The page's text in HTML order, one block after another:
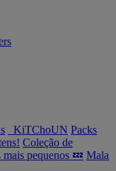
_KiTChoUN Packs
Coleção de
pequenos 💤 Mala